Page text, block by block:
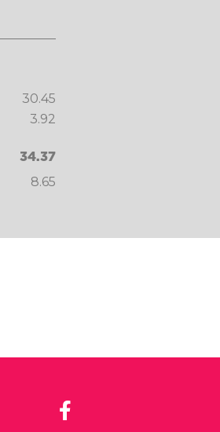
30.45
3.92
34.37
8.65